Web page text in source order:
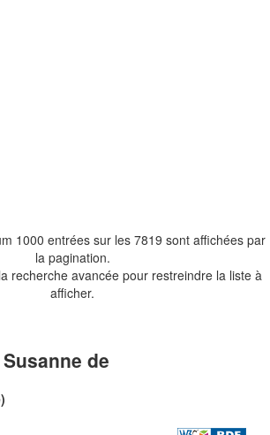
1000 entrées sur les 7819 sont affichées par
la pagination.
recherche avancée pour restreindre la liste à
afficher.
de